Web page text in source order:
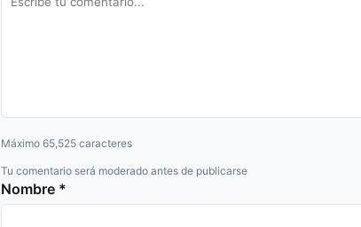
Máximo 65,525 caracteres
Tu comentario será moderado antes de publicarse
Nombre *